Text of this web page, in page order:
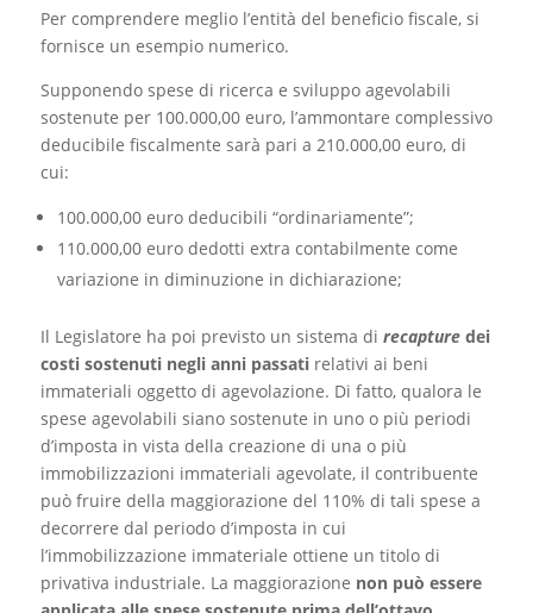
Per comprendere meglio l’entità del beneficio fiscale, si
fornisce un esempio numerico.
Supponendo spese di ricerca e sviluppo agevolabili
sostenute per 100.000,00 euro, l’ammontare complessivo
deducibile fiscalmente sarà pari a 210.000,00 euro, di
cui:
100.000,00 euro deducibili “ordinariamente”;
110.000,00 euro dedotti extra contabilmente come
variazione in diminuzione in dichiarazione;
Il Legislatore ha poi previsto un sistema di recapture dei
costi sostenuti negli anni passatirelativi ai beni
immateriali oggetto di agevolazione. Di fatto, qualora le
spese agevolabili siano sostenute in uno o più periodi
d’imposta in vista della creazione di una o più
immobilizzazioni immateriali agevolate, il contribuente
può fruire della maggiorazione del 110% di tali spese a
decorrere dal periodo d’imposta in cui
l’immobilizzazione immateriale ottiene un titolo di
privativa industriale. La maggiorazione non può essere